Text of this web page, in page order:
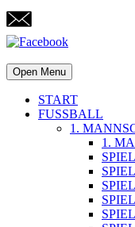
Open Menu
START
FUSSBALL
1.
1.